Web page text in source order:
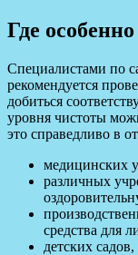
Где
Специалистами по
рекомендуется
добиться
уровня чистоты
это справедливо в
медицинских
различных
средства для
детских